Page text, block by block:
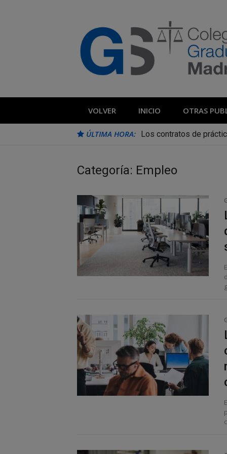
Blog Colegio
VOLVER INICIO OTRAS
ÚLTIMA HORA: Los contratos de
Categoría: Empleo